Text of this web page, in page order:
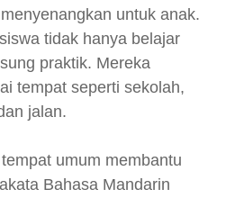
untuk anak.
tidak hanya belajar
praktik. Mereka
tempat seperti sekolah,
jalan.
umum membantu
Bahasa Mandarin